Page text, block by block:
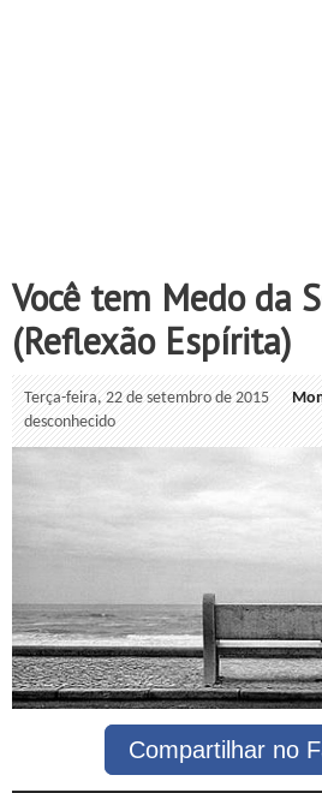
Você tem Medo da
(Reflexão Espírita)
Terça-feira, 22 de setembro de 2015
desconhecido
Compartilhar no